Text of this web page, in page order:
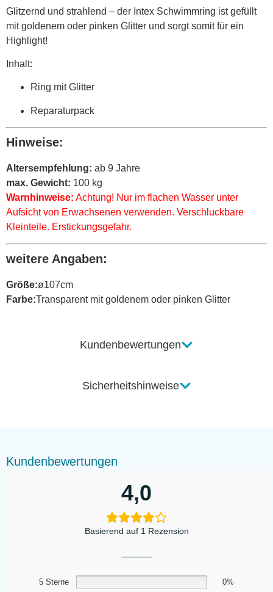
Kundenbewertungen
Sicherheitshinweise
Glitzernd und strahlend – der Intex Schwimmring ist gefüllt
mit goldenem oder pinken Glitter und sorgt somit für ein
Highlight!
Inhalt:
Ring mit Glitter
Reparaturpack
Hinweise:
Altersempfehlung: ab 9 Jahre
max. Gewicht: 100 kg
Warnhinweise: Achtung! Nur im flachen Wasser unter
Aufsicht von Erwachsenen verwenden. Verschluckbare
Kleinteile. Erstickungsgefahr.
weitere Angaben:
Größe:ø107cm
Farbe:Transparent mit goldenem oder pinken Glitter
Kundenbewertungen
4,0
Basierend auf 1 Rezension
5 Sterne
0%